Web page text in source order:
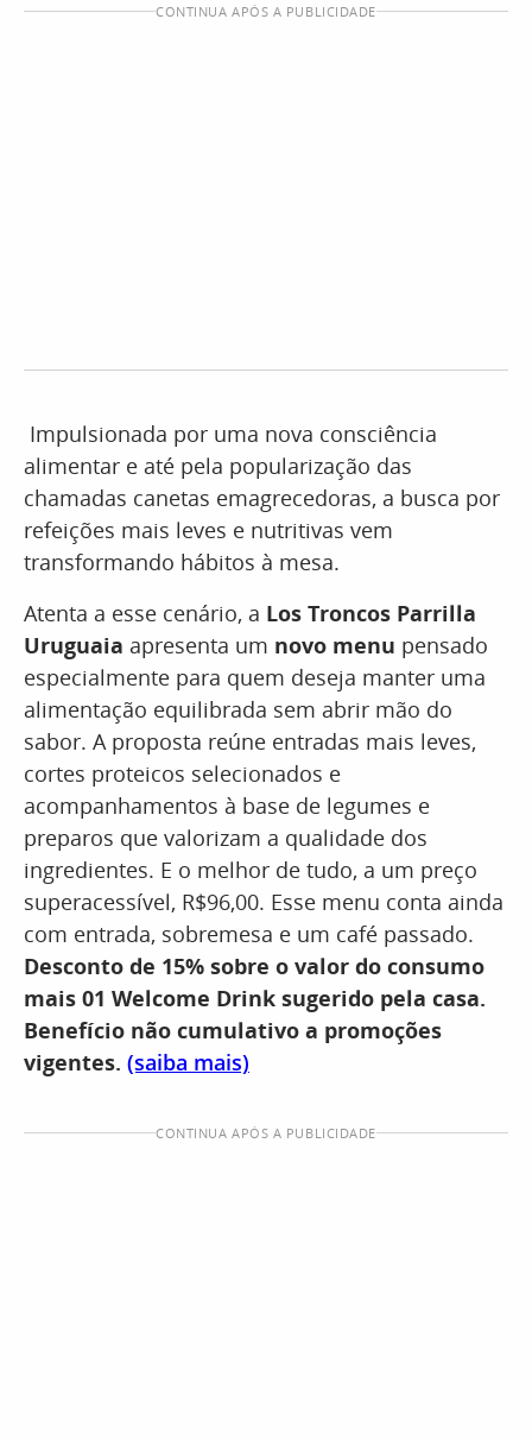
CONTINUA APÓS A PUBLICIDADE
Impulsionada por uma nova consciência
alimentar e até pela popularização das
chamadas canetas emagrecedoras, a busca por
refeições mais leves e nutritivas vem
transformando hábitos à mesa.
Atenta a esse cenário, a Los Troncos Parrilla
Uruguaia apresenta um novo menu pensado
especialmente para quem deseja manter uma
alimentação equilibrada sem abrir mão do
sabor. A proposta reúne entradas mais leves,
cortes proteicos selecionados e
acompanhamentos à base de legumes e
preparos que valorizam a qualidade dos
ingredientes. E o melhor de tudo, a um preço
superacessível, R$96,00. Esse menu conta ainda
com entrada, sobremesa e um café passado.
Desconto de 15% sobre o valor do consumo
mais 01 Welcome Drink sugerido pela casa.
Benefício não cumulativo a promoções
vigentes. (saiba mais)
CONTINUA APÓS A PUBLICIDADE